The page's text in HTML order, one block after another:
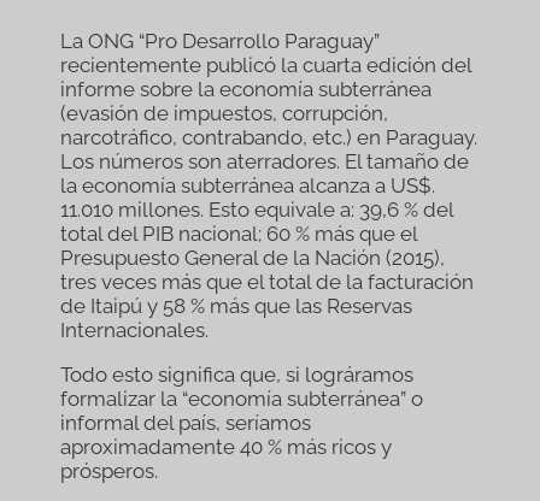
La ONG “Pro Desarrollo Paraguay”
recientemente publicó la cuarta edición del
informe sobre la economía subterránea
(evasión de impuestos, corrupción,
narcotráfico, contrabando, etc.) en Paraguay.
Los números son aterradores. El tamaño de
la economía subterránea alcanza a US$.
11.010 millones. Esto equivale a: 39,6 % del
total del PIB nacional; 60 % más que el
Presupuesto General de la Nación (2015),
tres veces más que el total de la facturación
de Itaipú y 58 % más que las Reservas
Internacionales.
Todo esto significa que, si lográramos
formalizar la “economía subterránea” o
informal del país, seríamos
aproximadamente 40 % más ricos y
prósperos.